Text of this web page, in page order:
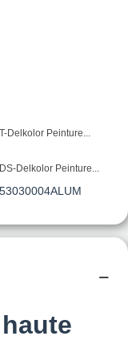
Delkolor Peinture...
Delkolor Peinture...
53030004ALUM